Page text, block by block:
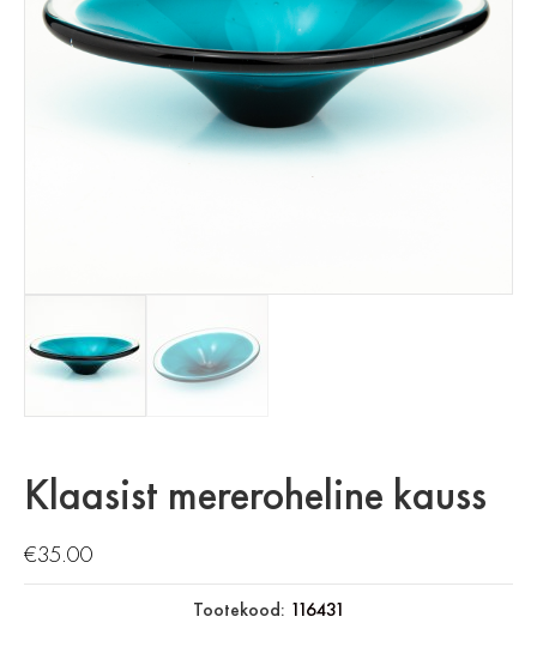
Klaasist mereroheline kauss
€35.00
Tootekood: 116431